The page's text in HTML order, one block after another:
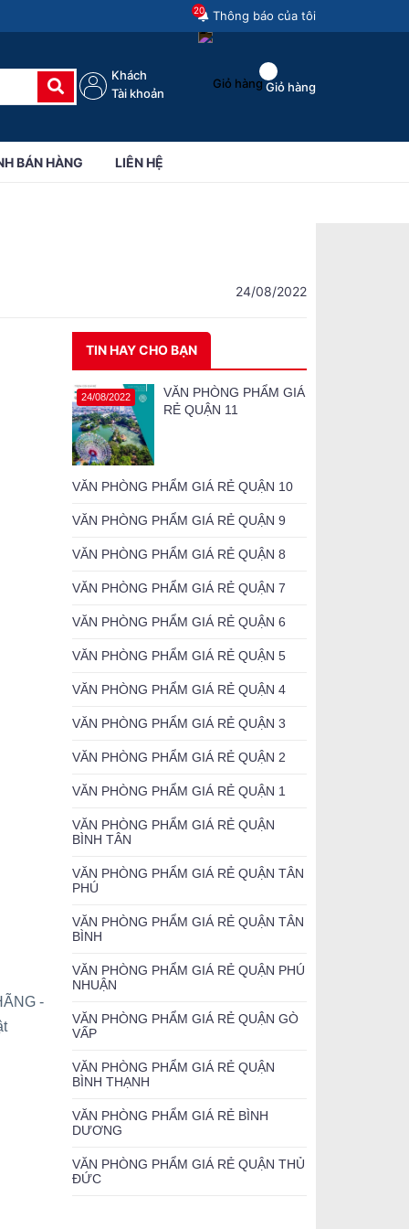
Thông báo của tôi
20
Giỏ hàng
Khách
Tài khoản
BÁN HÀNG LIÊN HỆ
24/08/2022
-
TIN HAY CHO BẠN
24/08/2022
VĂN PHÒNG PHẨM GIÁ
RẺ QUẬN 11
VĂN PHÒNG PHẨM GIÁ RẺ QUẬN 10
VĂN PHÒNG PHẨM GIÁ RẺ QUẬN 9
VĂN PHÒNG PHẨM GIÁ RẺ QUẬN 8
VĂN PHÒNG PHẨM GIÁ RẺ QUẬN 7
VĂN PHÒNG PHẨM GIÁ RẺ QUẬN 6
VĂN PHÒNG PHẨM GIÁ RẺ QUẬN 5
VĂN PHÒNG PHẨM GIÁ RẺ QUẬN 4
VĂN PHÒNG PHẨM GIÁ RẺ QUẬN 3
VĂN PHÒNG PHẨM GIÁ RẺ QUẬN 2
VĂN PHÒNG PHẨM GIÁ RẺ QUẬN 1
VĂN PHÒNG PHẨM GIÁ RẺ QUẬN
BÌNH TÂN
VĂN PHÒNG PHẨM GIÁ RẺ QUẬN TÂN
PHÚ
VĂN PHÒNG PHẨM GIÁ RẺ QUẬN TÂN
BÌNH
VĂN PHÒNG PHẨM GIÁ RẺ QUẬN PHÚ
NHUẬN
VĂN PHÒNG PHẨM GIÁ RẺ QUẬN GÒ
VẤP
VĂN PHÒNG PHẨM GIÁ RẺ QUẬN
BÌNH THẠNH
VĂN PHÒNG PHẨM GIÁ RẺ BÌNH
DƯƠNG
VĂN PHÒNG PHẨM GIÁ RẺ QUẬN THỦ
ĐỨC